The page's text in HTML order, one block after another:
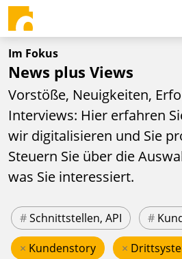
Im Fokus
News plus Views
Vorstöße, Neuigkeiten,
Interviews: Hier erfahren
wir digitalisieren und Sie
Steuern Sie über die
was Sie interessiert.
#Schnittstellen, API #
× Kundenstory ×